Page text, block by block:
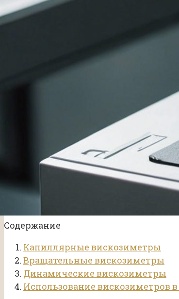
Содержание
Капиллярные вискозиметры
Вращательные вискозиметры
Динамические вискозиметры
Использование вискозиметров